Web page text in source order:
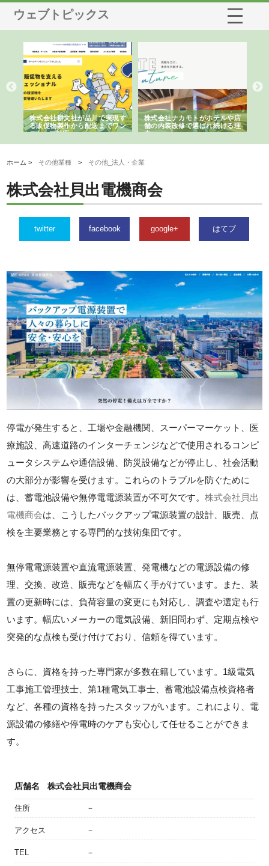
ウェブトピックス
株式会社耕文社が品川で実現す
る販促物製作から配送までワン
ストップ対応
株式会社ナカモトがホテルや店
舗の内装改修で選ばれ続ける理
由
ホーム > その他業種 > その他_法人・企業
株式会社貝出電機商会
twitter facebook google+ はてブ
停電が発生すると、工場や金融機関、スーパーマーケット、医
療施設、高速道路のインターチェンジなどで使用されるコンピ
ュータシステムや通信設備、防災設備などが停止し、社会活動
の大部分が影響を受けます。これらのトラブルを防ぐために
は、蓄電池設備や無停電電源装置が不可欠です。株式会社貝出
電機商会は、こうしたバックアップ電源装置の設計、販売、点
検を主要業務とする専門的な技術集団です。
無停電電源装置や直流電源装置、発電機などの電源設備の修
理、交換、改造、販売などを幅広く手がけています。また、装
置の更新時には、負荷容量の変更にも対応し、調査や選定も行
います。幅広いメーカーの電気設備、新旧問わず、定期点検や
突発的な点検も受け付けており、信頼を得ています。
さらに、資格を持った専門家が多数在籍しています。1級電気
工事施工管理技士、第1種電気工事士、蓄電池設備点検資格者
など、各種の資格を持ったスタッフがいます。これにより、電
源設備の修繕や停電時のケアも安心して任せることができま
す。
店舗名 株式会社貝出電機商会
住所 －
アクセス －
TEL －